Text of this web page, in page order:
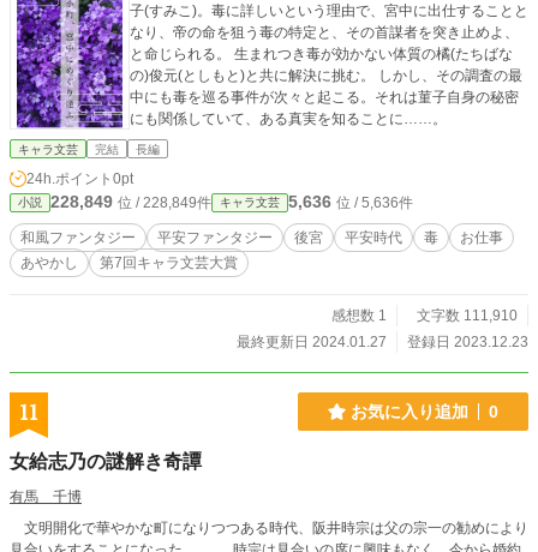
子(すみこ)。毒に詳しいという理由で、宮中に出仕することと
なり、帝の命を狙う毒の特定と、その首謀者を突き止めよ、
と命じられる。 生まれつき毒が効かない体質の橘(たちばな
の)俊元(としもと)と共に解決に挑む。 しかし、その調査の最
中にも毒を巡る事件が次々と起こる。それは菫子自身の秘密
にも関係していて、ある真実を知ることに……。
キャラ文芸 完結 長編
24h.ポイント 0pt
小説 228,849 位 / 228,849件 キャラ文芸 5,636 位 / 5,636件
和風ファンタジー 平安ファンタジー 後宮 平安時代 毒
お仕事
あやかし
第7回キャラ文芸大賞
感想数 1
文字数 111,910
最終更新日 2024.01.27
登録日 2023.12.23
11 お気に入り追加 0
女給志乃の謎解き奇譚
有馬 千博
文明開化で華やかな町になりつつある時代、阪井時宗は父の宗一の勧めにより